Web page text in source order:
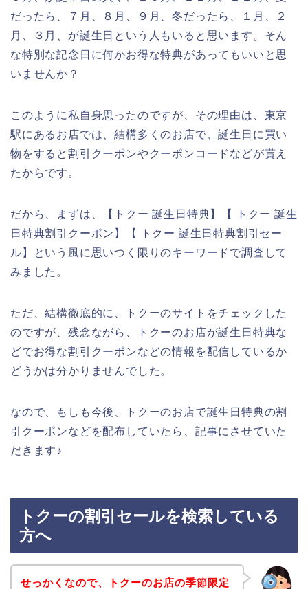
だったら、７月、８月、９月、冬だったら、１月、２
月、３月、が誕生日という人もいると思います。そん
な特別な記念日に何かお得な特典があってもいいと思
いませんか？
このように私自身思ったのですが、その理由は、東京
駅にあるお店では、結構多くのお店で、誕生日に買い
物をすると割引クーポンやクーポンコードなどが貰え
たからです。
だから、まずは、【トクー 誕生日特典】【 トクー 誕生
日特典割引クーポン】【 トクー 誕生日特典割引セー
ル】という風に思いつく限りのキーワードで調査して
みました。
ただ、結構徹底的に、トクーのサイトをチェックした
のですが、残念ながら、トクーのお店が誕生日特典な
どでお得な割引クーポンなどの情報を配信しているか
どうかは分かりませんでした。
なので、もしも今後、トクーのお店で誕生日特典の割
引クーポンなどを配布していたら、記事にさせていた
だきます♪
トクーの割引セールを検索している
方へ
せっかくなので、トクーのお店の季節限定